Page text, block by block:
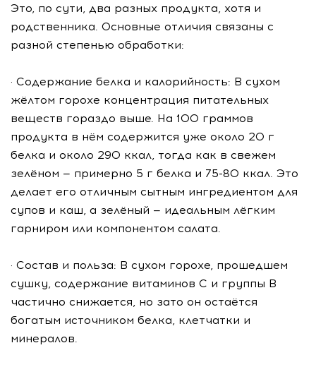
Это, по сути, два разных продукта, хотя и
родственника. Основные отличия связаны с
разной степенью обработки:
· Содержание белка и калорийность: В сухом
жёлтом горохе концентрация питательных
веществ гораздо выше. На 100 граммов
продукта в нём содержится уже около 20 г
белка и около 290 ккал, тогда как в свежем
зелёном — примерно 5 г белка и 75-80 ккал. Это
делает его отличным сытным ингредиентом для
супов и каш, а зелёный — идеальным лёгким
гарниром или компонентом салата.
· Состав и польза: В сухом горохе, прошедшем
сушку, содержание витаминов С и группы В
частично снижается, но зато он остаётся
богатым источником белка, клетчатки и
минералов.